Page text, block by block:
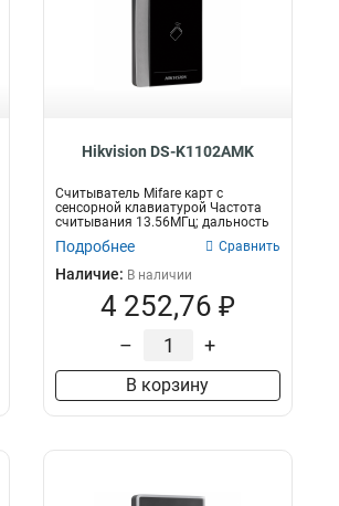
Hikvision DS-K1102AMK
Считыватель Mifare карт с
сенсорной клавиатурой Частота
считывания 13.56МГц; дальность
считыван...
Подробнее Сравнить
Наличие: В наличии
4 252,76 ₽
– +
В корзину